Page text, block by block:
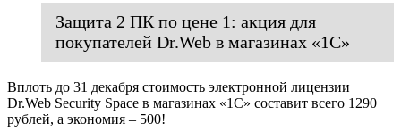
Защита 2 ПК по цене 1: акция для
покупателей Dr.Web в магазинах «1С»
Вплоть до 31 декабря стоимость электронной лицензии
Dr.Web Security Space в магазинах «1С» составит всего 1290
рублей, а экономия – 500!